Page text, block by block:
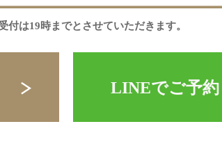
付は19時までとさせていただきます。